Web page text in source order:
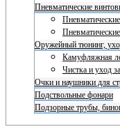
Пневматические
Оружейный тюнинг,
Камуфляжная
Чистка и уход
Очки и наушники для
Подствольные фонари
Подзорные трубы,